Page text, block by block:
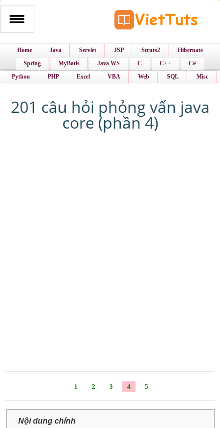
Home Java Servlet JSP Struts2
Hibernate
Spring
MyBatis Java WS C C++
C#
Python
PHP Excel VBA Web SQL Misc
201 câu hỏi phỏng vấn java
core (phần 4)
1 2 3 4 5
Nội dung chính